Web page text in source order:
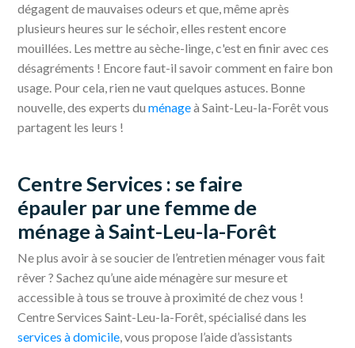
dégagent de mauvaises odeurs et que, même après
plusieurs heures sur le séchoir, elles restent encore
mouillées. Les mettre au sèche-linge, c'est en finir avec ces
désagréments ! Encore faut-il savoir comment en faire bon
usage. Pour cela, rien ne vaut quelques astuces. Bonne
nouvelle, des experts duménageà Saint-Leu-la-Forêt vous
partagent les leurs !
Centre Services : se faire
épauler par une femme de
ménage à Saint-Leu-la-Forêt
Ne plus avoir à se soucier de l’entretien ménager vous fait
rêver ? Sachez qu’une aide ménagère sur mesure et
accessible à tous se trouve à proximité de chez vous !
Centre Services Saint-Leu-la-Forêt, spécialisé dans les
services à domicile, vous propose l’aide d’assistants